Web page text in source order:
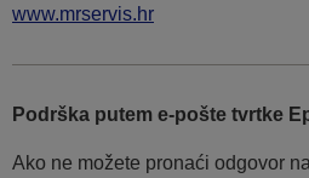
www.mrservis.hr
Podrška putem e-pošte tvrtke
Ako ne možete pronaći odgovor